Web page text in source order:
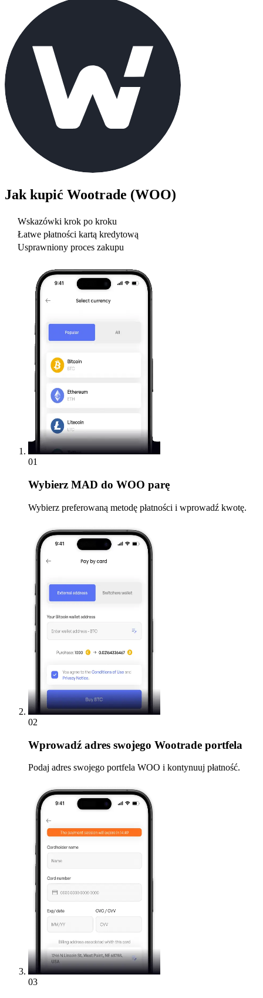
Jak kupić Wootrade (WOO)
Wskazówki krok po kroku
Łatwe płatności kartą kredytową
Usprawniony proces zakupu
01
Wybierz MAD do WOO parę
Wybierz preferowaną metodę płatności i wprowadź kwotę.
02
Wprowadź adres swojego Wootrade portfela
Podaj adres swojego portfela WOO i kontynuuj płatność.
03